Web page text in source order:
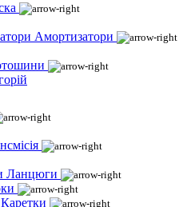
Амортизатори
Ланцюги
Каретки